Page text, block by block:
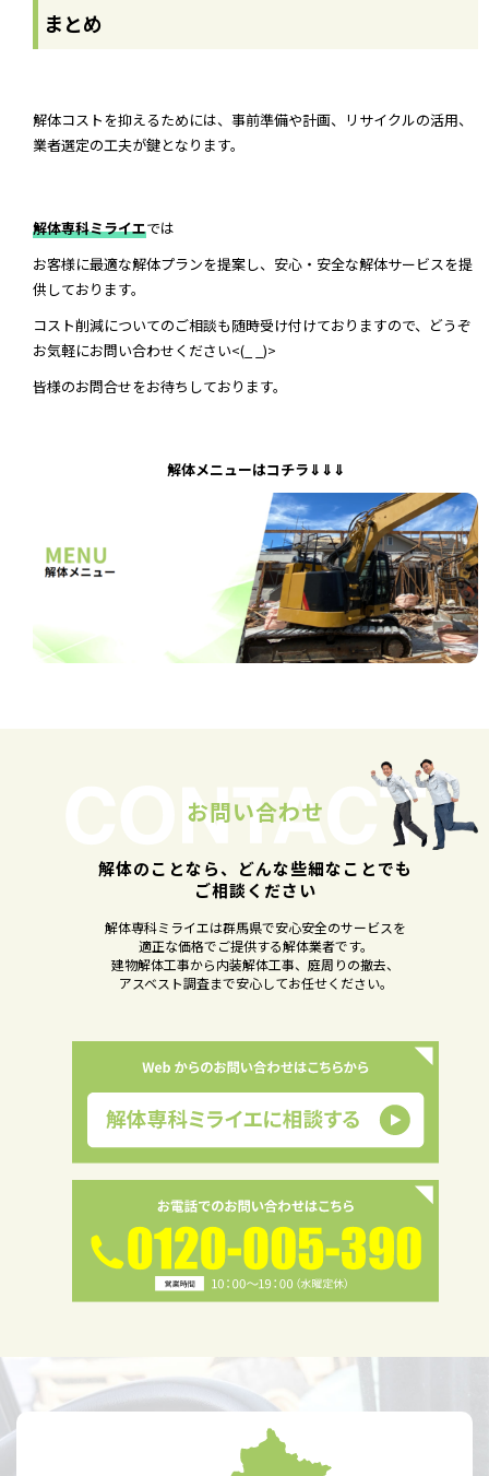
まとめ
解体コストを抑えるためには、事前準備や計画、リサイクルの活用、
業者選定の工夫が鍵となります。
解体専科ミライエでは
お客様に最適な解体プランを提案し、安心・安全な解体サービスを提
供しております。
コスト削減についてのご相談も随時受け付けておりますので、どうぞ
お気軽にお問い合わせください<(_ _)>
皆様のお問合せをお待ちしております。
解体メニューはコチラ⇓⇓⇓
お問い合わせ
解体のことなら、どんな些細なことでも
ご相談ください
解体専科ミライエは群馬県で安心安全のサービスを
適正な価格でご提供する解体業者です。
建物解体工事から内装解体工事、庭周りの撤去、
アスベスト調査まで安心してお任せください。